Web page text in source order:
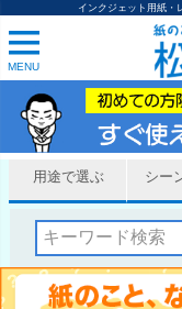
インクジェット用紙・
MENU
用途で選ぶ シー